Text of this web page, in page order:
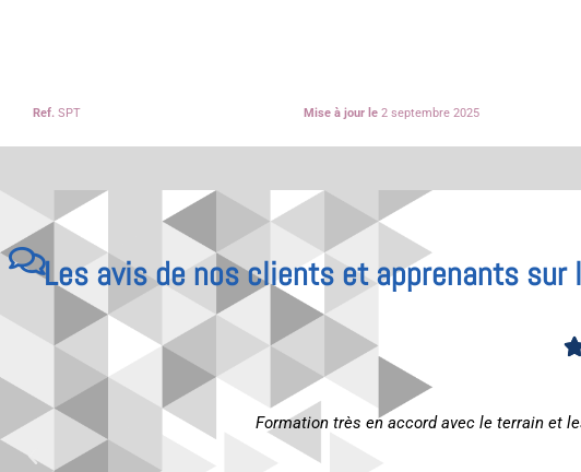
Ref. SPT Mise à jour le2 septembre 2025
Les avis de nos clients et apprenants sur
Formation riche et très agréable